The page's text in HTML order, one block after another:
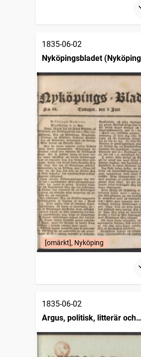
1835-06-02
Nyköpingsbladet
[omärkt], Nyköping
1835-06-02
Argus, politisk, litterär och
commerciell tidning